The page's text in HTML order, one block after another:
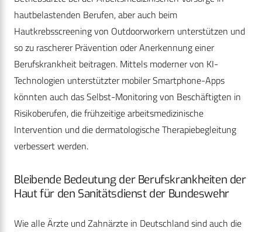
hautbelastenden Berufen, aber auch beim
Hautkrebsscreening von Outdoorworkern unterstützen und
so zu rascherer Prävention oder Anerkennung einer
Berufskrankheit beitragen. Mittels moderner von KI-
Technologien unterstützter mobiler Smartphone-Apps
könnten auch das Selbst-Monitoring von Beschäftigten in
Risikoberufen, die frühzeitige arbeitsmedizinische
Intervention und die dermatologische Therapiebegleitung
verbessert werden.
Bleibende Bedeutung der Berufskrankheiten der
Haut für den Sanitätsdienst der Bundeswehr
Wie alle Ärzte und Zahnärzte in Deutschland sind auch die